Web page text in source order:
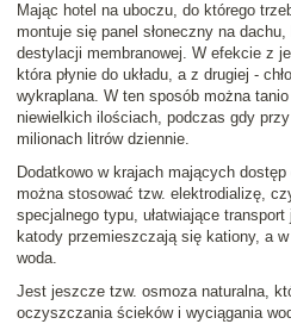
Mając hotel na uboczu, do którego
montuje się panel słoneczny na
destylacji membranowej. W efekcie z
która płynie do układu, a z drugiej -
wykraplana. W ten sposób można
niewielkich ilościach, podczas gdy
milionach litrów dziennie.
Dodatkowo w krajach mających
można stosować tzw. elektrodializę,
specjalnego typu, ułatwiające
katody przemieszczają się kationy, a
woda.
Jest jeszcze tzw. osmoza naturalna,
oczyszczania ścieków i wyciągania